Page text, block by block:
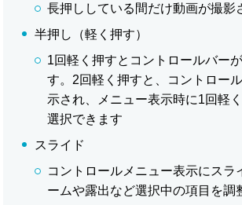
長押ししている間だけ動画が撮影
半押し（軽く押す）
1回軽く押すとコントロールバー
す。2回軽く押すと、コントロー
示され、メニュー表示時に1回軽
選択できます
スライド
コントロールメニュー表示にスラ
ームや露出など選択中の項目を調